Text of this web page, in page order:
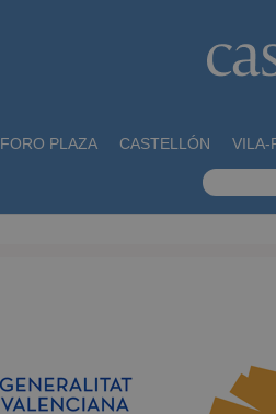
FORO PLAZA CASTELLÓN VILA-